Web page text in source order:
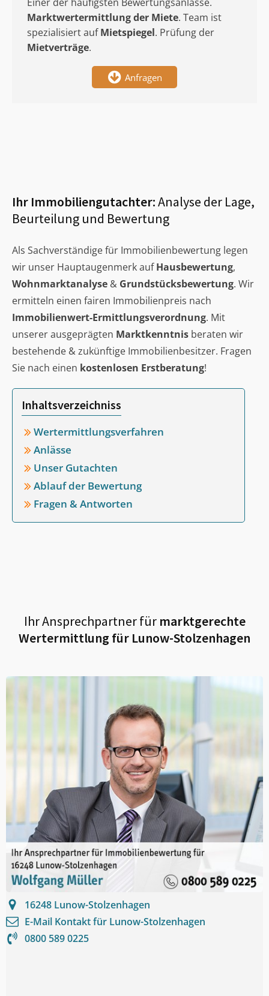
Marktwertermittlungder Miete. Team ist
spezialisiert aufMietspiegel. Prüfung der
Mietverträge.
Anfragen
Ihr Immobiliengutachter:Analyse der Lage,
Beurteilung und Bewertung
Als Sachverständige für Immobilienbewertung legen
wir unser Hauptaugenmerk aufHausbewertung,
Wohnmarktanalyse & Grundstücksbewertung. Wir
ermitteln einen fairen Immobilienpreis nach
Immobilienwert-Ermittlungsverordnung. Mit
unserer ausgeprägten Marktkenntnis beraten wir
bestehende & zukünftige Immobilienbesitzer. Fragen
Sie nach einen kostenlosen Erstberatung!
Inhaltsverzeichniss
Wertermittlungsverfahren
Anlässe
Unser Gutachten
Ablauf der Bewertung
Fragen & Antworten
Ihr Ansprechpartner fürmarktgerechte
Wertermittlung für Lunow-Stolzenhagen
16248 Lunow-Stolzenhagen
E-Mail Kontakt für Lunow-Stolzenhagen
0800 589 0225